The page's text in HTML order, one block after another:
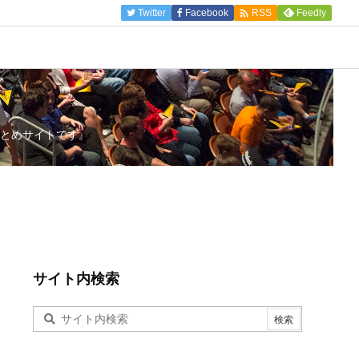
Twitter Facebook  RSS Feedly
めサイトです。
サイト内検索